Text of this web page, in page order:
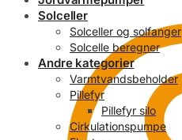
Solceller
Solceller og solfanger
Solcelle beregner
Andre kategorier
Varmtvandsbeholder
Pillefyr
Pillefyr silo
Cirkulationspumpe